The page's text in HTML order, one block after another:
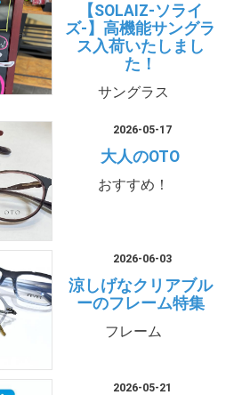
【SOLAIZ-ソライ
ズ-】高機能サングラ
ス入荷いたしまし
た！
サングラス
2026-05-17
大人のOTO
おすすめ！
2026-06-03
涼しげなクリアブル
ーのフレーム特集
フレーム
2026-05-21